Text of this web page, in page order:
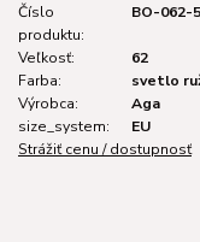
Číslo
produktu:
BO-062-
Veľkosť:
62
Farba:
svetlo
Výrobca:
Aga
size_system:
EU
Strážiť cenu / dostupnosť